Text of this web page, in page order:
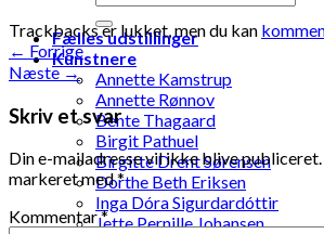
Fælles udstillinger
Kunstnere
Annette Kamstrup
Annette Rønnov
Bente Thagaard
Birgit Pathuel
Birgitte Drent Sørensen
Dorthe Beth Eriksen
Inga Dóra Sigurdardóttir
Jette Pernille Johansen
Trackbacks er lukket, men du kan
← Forrige
Næste→
Skriv et svar
Din e-mailadresse vil ikke blive publiceret.
markeret med*
Kommentar*